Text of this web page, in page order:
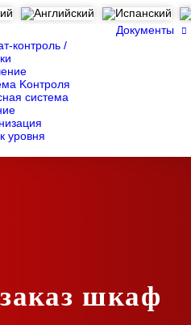
контроль /
Kонтроля
система
уровня
Документы
шкаф